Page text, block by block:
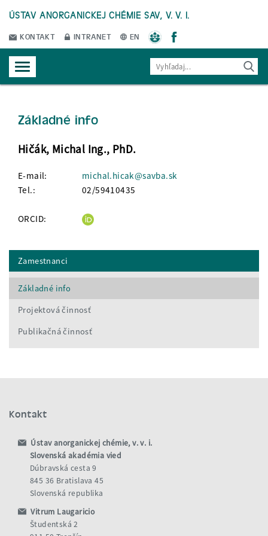
ÚSTAV ANORGANICKEJ CHÉMIE SAV, V. V. I.
KONTAKT INTRANET EN
Základné info
Hičák, Michal Ing., PhD.
E-mail:
michal.hicak@savba.sk
Tel.:
02/59410435
ORCID:
Zamestnanci
Základné info
Projektová činnosť
Publikačná činnosť
Kontakt
Ústav anorganickej chémie, v. v. i.
Slovenská akadémia vied
Dúbravská cesta 9
845 36 Bratislava 45
Slovenská republika
Vitrum Laugaricio
Študentská 2